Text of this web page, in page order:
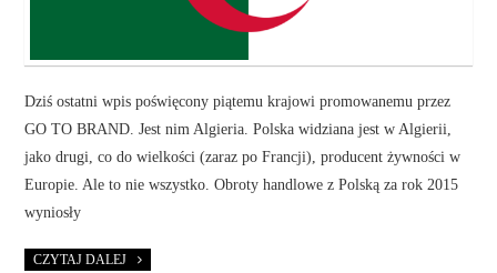
Dziś ostatni wpis poświęcony piątemu krajowi promowanemu przez
GO TO BRAND. Jest nim Algieria. Polska widziana jest w Algierii,
jako drugi, co do wielkości (zaraz po Francji), producent żywności w
Europie. Ale to nie wszystko. Obroty handlowe z Polską za rok 2015
wyniosły
CZYTAJ DALEJ